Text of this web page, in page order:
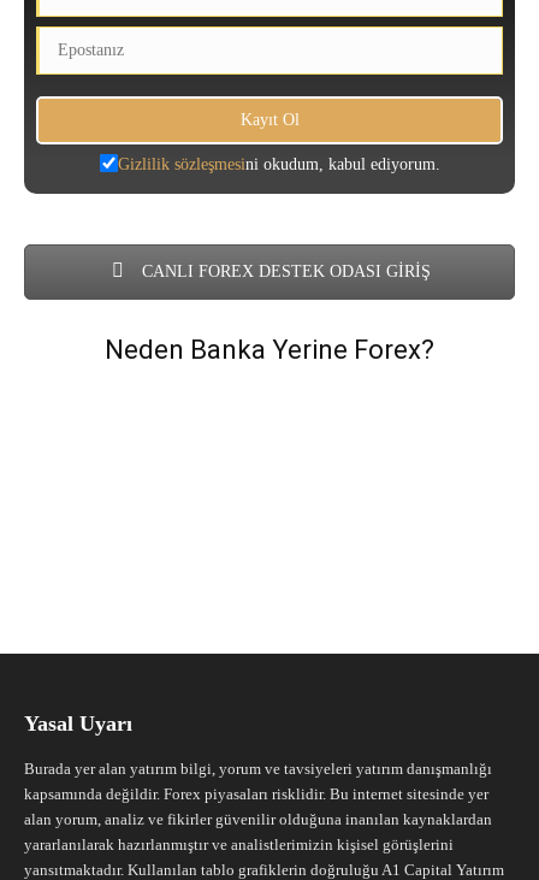
Gizlilik sözleşmesini okudum, kabul ediyorum.
CANLI FOREX DESTEK ODASI GİRİŞ
Neden Banka Yerine Forex?
Yasal Uyarı
Burada yer alan yatırım bilgi, yorum ve tavsiyeleri yatırım danışmanlığı
kapsamında değildir. Forex piyasaları risklidir. Bu internet sitesinde yer
alan yorum, analiz ve fikirler güvenilir olduğuna inanılan kaynaklardan
yararlanılarak hazırlanmıştır ve analistlerimizin kişisel görüşlerini
yansıtmaktadır. Kullanılan tablo grafiklerin doğruluğu A1 Capital Yatırım